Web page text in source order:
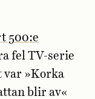
500:e
fel TV-serie
var »Korka
blir av«